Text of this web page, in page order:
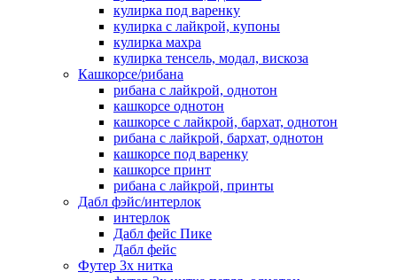
кулирка под варенку
кулирка с лайкрой, купоны
кулирка махра
кулирка тенсель, модал, вискоза
Кашкорсе/рибана
рибана с лайкрой, однотон
кашкорсе однотон
кашкорсе с лайкрой, бархат, однотон
рибана с лайкрой, бархат, однотон
кашкорсе под варенку
кашкорсе принт
рибана с лайкрой, принты
Дабл фэйс/интерлок
интерлок
Дабл фейс Пике
Дабл фейс
Футер 3х нитка